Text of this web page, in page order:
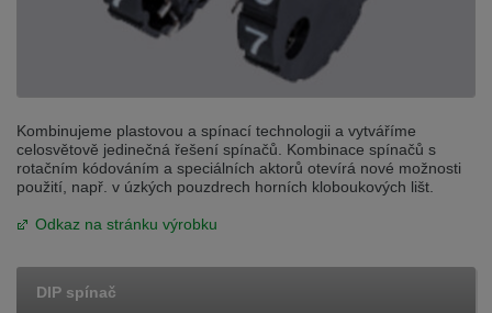
Kombinujeme plastovou a spínací technologii a vytváříme
celosvětově jedinečná řešení spínačů. Kombinace spínačů s
rotačním kódováním a speciálních aktorů otevírá nové možnosti
použití, např. v úzkých pouzdrech horních kloboukových lišt.
Odkaz na stránku výrobku
DIP spínač